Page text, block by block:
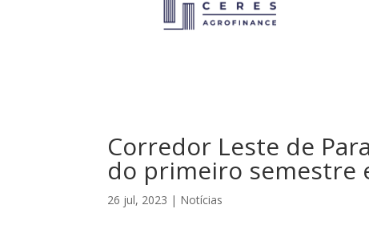
Corredor Leste de
do primeiro semestre
26 jul, 2023 | Notícias